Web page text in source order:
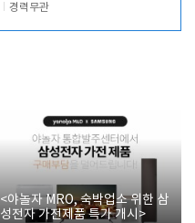
경력무관
<야놀자 MRO, 숙박업소 위한 삼
성전자 가전제품 특가 개시>